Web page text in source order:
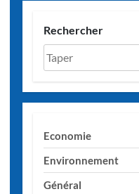
Rechercher
Economie
Environnement
Général